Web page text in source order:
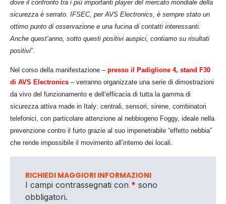
dove il confronto tra i più importanti player del mercato mondiale della
sicurezza è serrato. IFSEC, per AVS Electronics, è sempre stato un
ottimo punto di osservazione e una fucina di contatti interessanti.
Anche quest’anno, sotto questi positivi auspici, contiamo su risultati
positivi”.
Nel corso della manifestazione – presso i l Padiglione 4, stand F30
di AVS Electronics –verranno organizzate una serie di dimostrazioni
da vivo del funzionamento e dell ‘efficacia di tutta la gamma di
sicurezza attiva made in Italy: centrali, sensori, sirene, combinatori
telefonici, con particolare attenzione al nebbiogeno Foggy, ideale nella
prevenzione contro il furto grazie al suo impenetrabile “effetto nebbia”
che rende impossibile il movimento all’interno dei locali.
RICHIEDI MAGGIORI INFORMAZIONI
I campi contrassegnati con * sono
obbligatori.